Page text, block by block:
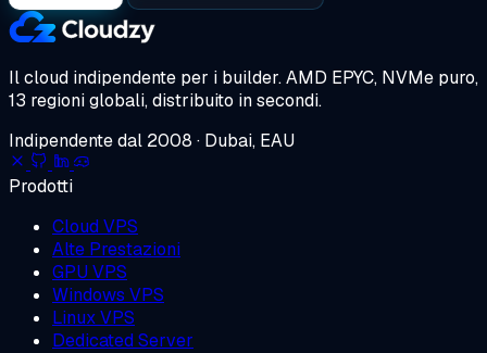
Il cloud indipendente per i builder.AMD EPYC, NVMe puro,
13 regioni globali, distribuito in secondi.
Indipendente dal 2008 · Dubai, EAU
Prodotti
Cloud VPS
Alte Prestazioni
GPU VPS
Windows VPS
Linux VPS
Dedicated Server